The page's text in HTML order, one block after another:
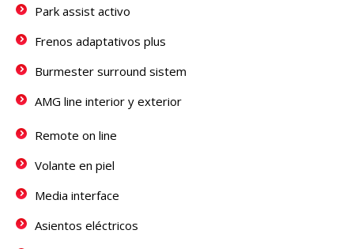
Park assist activo
Frenos adaptativos plus
Burmester surround sistem
AMG line interior y exterior
Remote on line
Volante en piel
Media interface
Asientos eléctricos